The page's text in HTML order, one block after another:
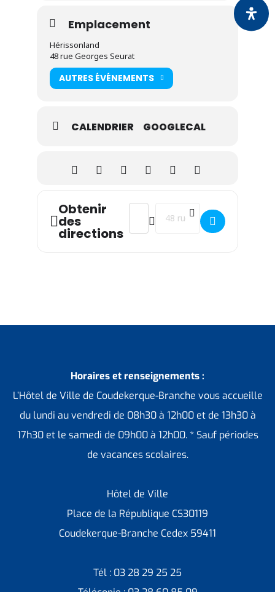
Emplacement
Hérissonland
48 rue Georges Seurat
AUTRES ÉVÉNEMENTS
CALENDRIER GOOGLECAL
Obtenir
des
directions
Address - Réunion publique :
Destination Address -
Horaires et renseignements :
L’Hôtel de Ville de Coudekerque-Branche vous accueille
du lundi au vendredi de 08h30 à 12h00 et de 13h30 à
17h30 et le samedi de 09h00 à 12h00. * Sauf périodes
de vacances scolaires.
Hôtel de Ville
Place de la République CS30119
Coudekerque-Branche Cedex 59411
Tél : 03 28 29 25 25